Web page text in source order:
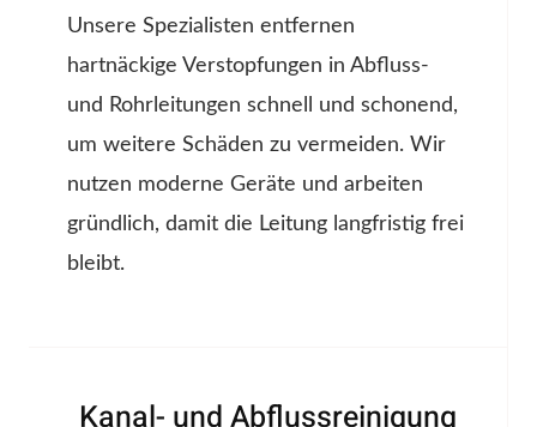
Unsere Spezialisten entfernen
hartnäckige Verstopfungen in Abfluss-
und Rohrleitungen schnell und schonend,
um weitere Schäden zu vermeiden. Wir
nutzen moderne Geräte und arbeiten
gründlich, damit die Leitung langfristig frei
bleibt.